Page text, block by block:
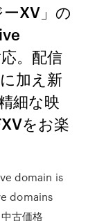
XV」の
。配信
加え新
細な映
をお楽
domain is
domains
古価格